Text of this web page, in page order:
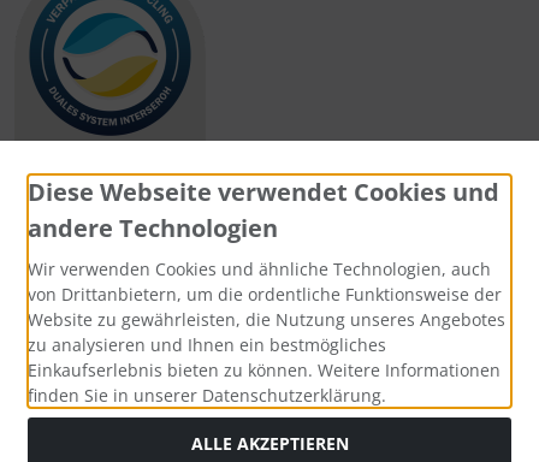
Zahlungsmethoden
Social Media
Diese Webseite verwendet Cookies und
andere Technologien
Wir verwenden Cookies und ähnliche Technologien, auch
von Drittanbietern, um die ordentliche Funktionsweise der
Website zu gewährleisten, die Nutzung unseres Angebotes
zu analysieren und Ihnen ein bestmögliches
Einkaufserlebnis bieten zu können. Weitere Informationen
finden Sie in unserer Datenschutzerklärung.
ALLE AKZEPTIEREN